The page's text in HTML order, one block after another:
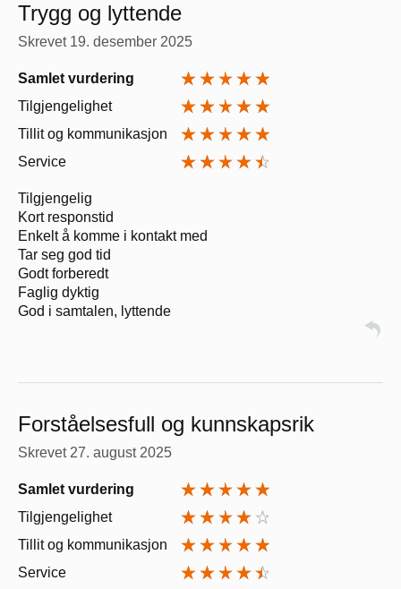
Trygg og lyttende
Skrevet 19. desember 2025
Samlet vurdering
Tilgjengelighet
Tillit og kommunikasjon
Service
Tilgjengelig
Kort responstid
Enkelt å komme i kontakt med
Tar seg god tid
Godt forberedt
Faglig dyktig
God i samtalen, lyttende
Forståelsesfull og kunnskapsrik
Skrevet 27. august 2025
Samlet vurdering
Tilgjengelighet
Tillit og kommunikasjon
Service